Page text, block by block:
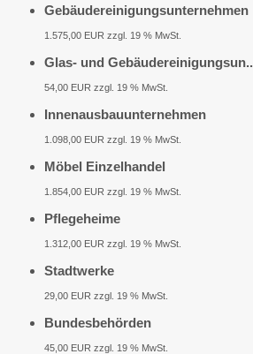
Gebäudereinigungsunternehmen
1.575,00 EUR zzgl. 19 % MwSt.
Glas- und
54,00 EUR zzgl. 19 % MwSt.
Innenausbauunternehmen
1.098,00 EUR zzgl. 19 % MwSt.
Möbel Einzelhandel
1.854,00 EUR zzgl. 19 % MwSt.
Pflegeheime
1.312,00 EUR zzgl. 19 % MwSt.
Stadtwerke
29,00 EUR zzgl. 19 % MwSt.
Bundesbehörden
45,00 EUR zzgl. 19 % MwSt.